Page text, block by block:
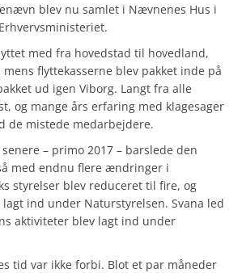
blev nu samlet i Nævnenes Hus i
med fra hovedstad til hovedland,
flyttekasserne blev pakket inde på
ud igen Viborg. Langt fra alle
og mange års erfaring med klagesager
de mistede medarbejdere.
– primo 2017 – barslede den
med endnu flere ændringer i
styrelser blev reduceret til fire, og
ind under Naturstyrelsen. Svana led
aktiviteter blev lagt ind under
tid var ikke forbi. Blot et par måneder